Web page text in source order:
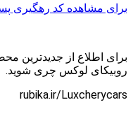
برای مشاهده کد رهگیری
برای اطلاع از جدیدترین
روبیکای لوکس چری شوید.
rubika.ir/Luxcherycars